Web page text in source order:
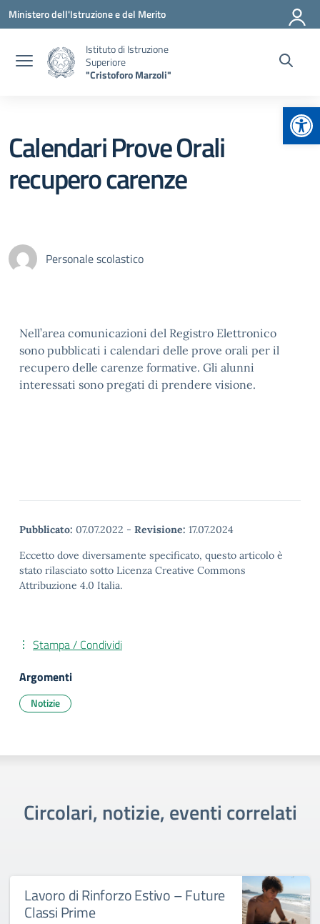
Vai ai contenuti
Vai al menu di navigazione
Vai al footer
Ministero dell'Istruzione e del Merito
Istituto di Istruzione
Superiore
"Cristoforo Marzoli"
Calendari Prove Orali
recupero carenze
Personale scolastico
Nell’area comunicazioni del Registro Elettronico
sono pubblicati i calendari delle prove orali per il
recupero delle carenze formative. Gli alunni
interessati sono pregati di prendere visione.
Pubblicato: 07.07.2022 - Revisione: 17.07.2024
Eccetto dove diversamente specificato, questo articolo è
stato rilasciato sotto Licenza Creative Commons
Attribuzione 4.0 Italia.
Stampa / Condividi
Argomenti
Notizie
Circolari, notizie, eventi correlati
Lavoro di Rinforzo Estivo – Future
Classi Prime